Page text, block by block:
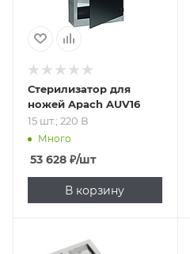
Стерилизатор для
ножей Apach AUV16
15 шт.; 220 В
Много
53 628 ₽/шт
В корзину